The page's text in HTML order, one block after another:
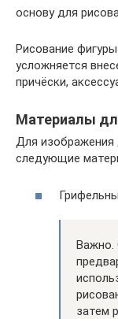
основу для
Рисование
усложняется
причёски,
Материалы
Для изображения
следующие
Важно.
затем